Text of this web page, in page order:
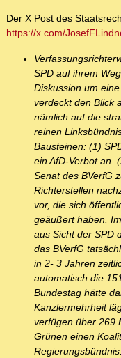
Der X Post des
https://x.com/
SPD auf ihrem
Diskussion um
verdeckt den Blick
nämlich auf die
reinen
Bausteinen: (1)
ein AfD-Verbot an.
Senat des BVerfG
Richterstellen
vor, die sich
geäußert haben.
aus Sicht der SPD
das BVerfG
in 2- 3 Jahren
automatisch die
Bundestag hätte
Kanzlermehrheit
verfügen über 269
Grünen einen